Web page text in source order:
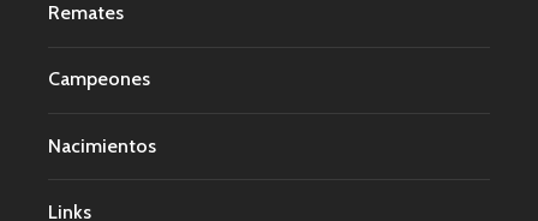
Remates
Campeones
Nacimientos
Links